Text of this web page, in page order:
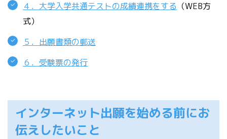
４．大学入学共通テストの成績連携をする （WEB方
式）
５．出願書類の郵送
６．受験票の発行
インターネット出願を始める前にお
伝えしたいこと